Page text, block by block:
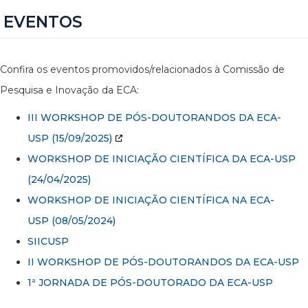
EVENTOS
Confira os eventos promovidos/relacionados à Comissão de
Pesquisa e Inovação da ECA:
III WORKSHOP DE PÓS-DOUTORANDOS DA ECA-
USP (15/09/2025)
WORKSHOP DE INICIAÇÃO CIENTÍFICA DA ECA-USP
(24/04/2025)
WORKSHOP DE INICIAÇÃO CIENTÍFICA NA ECA-
USP (08/05/2024)
SIICUSP
II WORKSHOP DE PÓS-DOUTORANDOS DA ECA-USP
1ª JORNADA DE PÓS-DOUTORADO DA ECA-USP